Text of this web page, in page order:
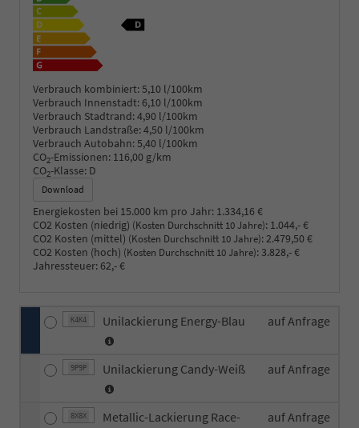
Verbrauch kombiniert:5,10 l/100km
Verbrauch Innenstadt: 6,10 l/100km
Verbrauch Stadtrand:4,90 l/100km
Verbrauch Landstraße:4,50 l/100km
Verbrauch Autobahn:5,40 l/100km
CO2-Emissionen: 116,00 g/km
CO2-Klasse: D
Download
Energiekosten bei 15.000 km pro Jahr: 1.334,16 €
CO2 Kosten (niedrig) (Kosten Durchschnitt 10 Jahre): 1.044,- €
CO2 Kosten (mittel) (Kosten Durchschnitt 10 Jahre):2.479,50 €
CO2 Kosten (hoch) (Kosten Durchschnitt 10 Jahre):3.828,- €
Jahressteuer: 62,- €
K4K4 Unilackierung Energy-Blau auf Anfrage
9P9P Unilackierung Candy-Weiß auf Anfrage
8X8X
Metallic-Lackierung Race-
auf Anfrage